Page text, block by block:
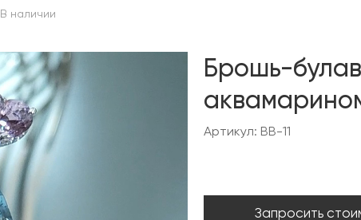
В наличии
Брошь-
Артикул: BB-11
Запросить